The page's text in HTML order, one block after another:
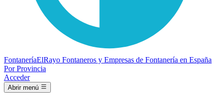
FontaneríaElRayo Fontaneros y Empresas de Fontanería en España
Por Provincia
Acceder
Abrir menú